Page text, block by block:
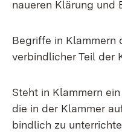
naue­ren Klä­rung und
Be­grif­fe in Klam­mern
ver­bind­li­cher Teil der
Steht in Klam­mern
die in der Klam­mer
bind­lich zu